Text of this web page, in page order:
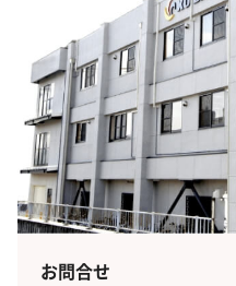
お問合せ